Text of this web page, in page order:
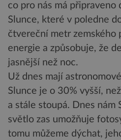
co pro nás má připraveno
Slunce, které v poledne
čtvereční metr
energie a způsobuje, že
jasnější než noc.
Už dnes mají
Slunce je o 30% vyšší,
a stále stoupá. Dnes nám
světlo zas umožňuje
tomu můžeme dýchat,